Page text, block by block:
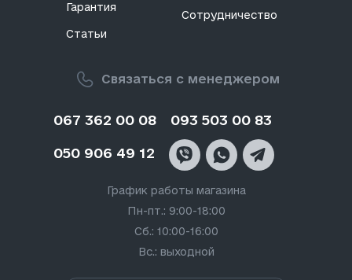
Связаться с менеджером
067 362 00 08 093 503 00 83
050 906 49 12
График работы магазина
Пн-пт.: 9:00-18:00
Сб.: 10:00-16:00
Вс.: выходной
Гарантия
Статьи
Сотрудничество